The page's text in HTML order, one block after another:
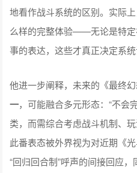
地看作战斗系统的区别。实际
么样的完整体验——无论是特
事的表达，这些才真正决定系
他进一步阐释，未来的《最终
一，可能融合多元形态：“不会
类，而需综合考虑战斗机制、
此番表态被外界视为对近期《
“回归回合制”呼声的间接回应